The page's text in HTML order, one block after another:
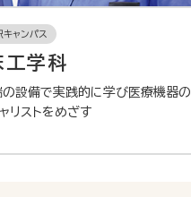
ャンパス
工学科
設備で実践的に学び医療機器の
リストをめざす